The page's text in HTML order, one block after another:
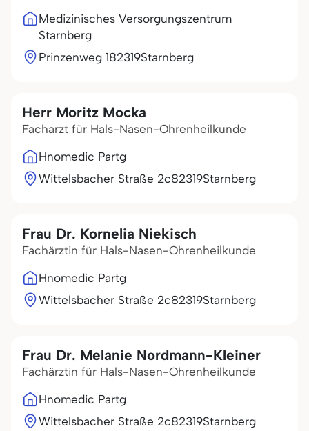
Medizinisches Versorgungszentrum
Starnberg
Prinzenweg 182319Starnberg
Herr Moritz Mocka
Facharzt für Hals-Nasen-Ohrenheilkunde
Hnomedic Partg
Wittelsbacher Straße 2c82319Starnberg
Frau Dr. Kornelia Niekisch
Fachärztin für Hals-Nasen-Ohrenheilkunde
Hnomedic Partg
Wittelsbacher Straße 2c82319Starnberg
Frau Dr. Melanie Nordmann-Kleiner
Fachärztin für Hals-Nasen-Ohrenheilkunde
Hnomedic Partg
Wittelsbacher Straße 2c82319Starnberg